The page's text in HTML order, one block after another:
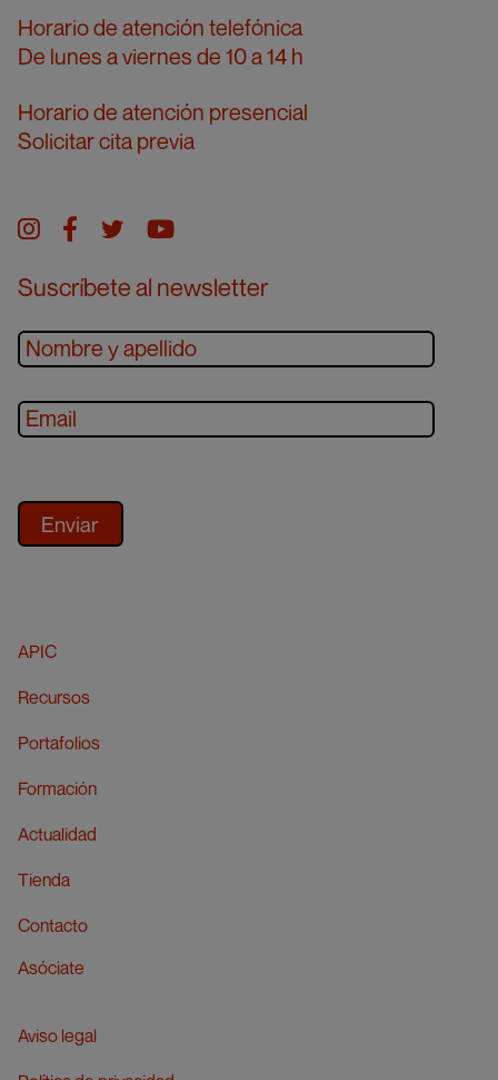
Horario de atención telefónica
De lunes a viernes de 10 a 14 h
Horario de atención presencial
Solicitar cita previa
Instagram
facebook
twitteryoutube
Suscríbete al newsletter
APIC
Recursos
Portafolios
Formación
Actualidad
Tienda
Contacto
Asóciate
Aviso legal